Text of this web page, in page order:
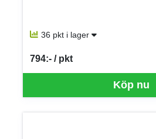
36 pkt i lager
Köp nu
794:- / pkt
SEK per PKT